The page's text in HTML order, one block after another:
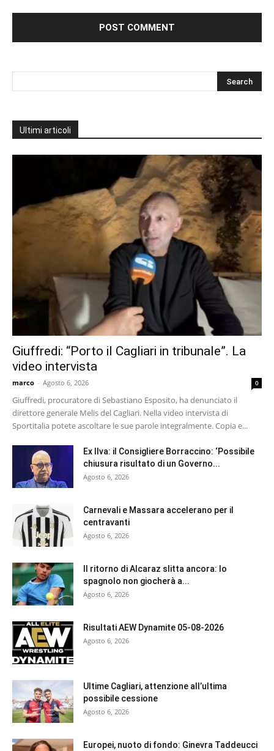
Ultimi articoli
Giuffredi: “Porto il Cagliari in tribunale”. La
video intervista
marco - Agosto 6, 2026 0
Giuffredi, procuratore di Sebastiano Esposito, ha denunciato il
direttore generale Melis del Cagliari. Nella video intervista di
Sportitalia potete ascoltare le sue parole integralmente. Copia e...
Ex Ilva: il Consigliere Borraccino: ‘Possibile
chiusura risultato di un Governo...
Agosto 6, 2026
Carnevali e Massara accelerano per il
centravanti
Agosto 6, 2026
Il ritorno di Alcaraz slitta ancora: lo
spagnolo non giocherà a...
Agosto 6, 2026
Risultati AEW Dynamite 05-08-2026
Agosto 6, 2026
Ultime Cagliari, attenzione all’ultima
possibile cessione
Agosto 6, 2026
Europei, nuoto di fondo: Ginevra Taddeucci